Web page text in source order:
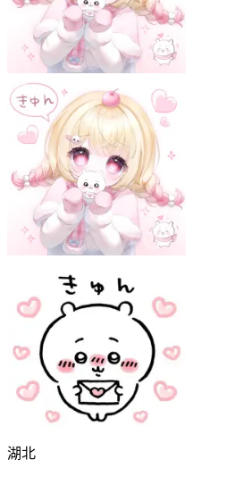
湖北